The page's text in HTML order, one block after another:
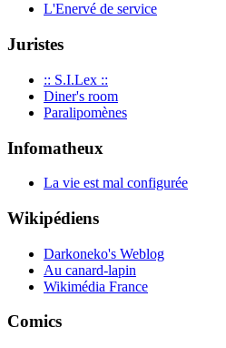
L'Enervé de service
Juristes
:: S.I.Lex ::
Diner's room
Paralipomènes
Infomatheux
La vie est mal configurée
Wikipédiens
Darkoneko's Weblog
Au canard-lapin
Wikimédia France
Comics